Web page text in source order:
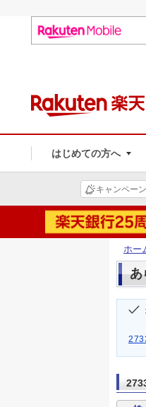
はじめての方へ
キャンペーン
ホー
あ